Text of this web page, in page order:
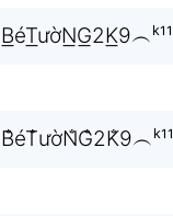
B͟éT͟ườN͟G͟2K͟9︵ᵏ¹¹
B̐éT̐ườN̐G̐2K̐9︵ᵏ¹¹